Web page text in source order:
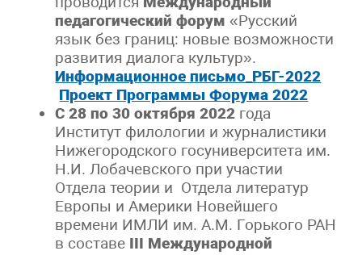
педагогический форум «Русский
язык без границ: новые возможности
развития диалога культур».
Информационное письмо_РБГ-2022
Проект Программы Форума 2022
С 28 по 30 октября 2022 года
Институт филологии и журналистики
Нижегородского госуниверситета им.
Н.И. Лобачевского при участии
Отдела теории и Отдела литератур
Европы и Америки Новейшего
времени ИМЛИ им. А.М. Горького РАН
в составе III Международной